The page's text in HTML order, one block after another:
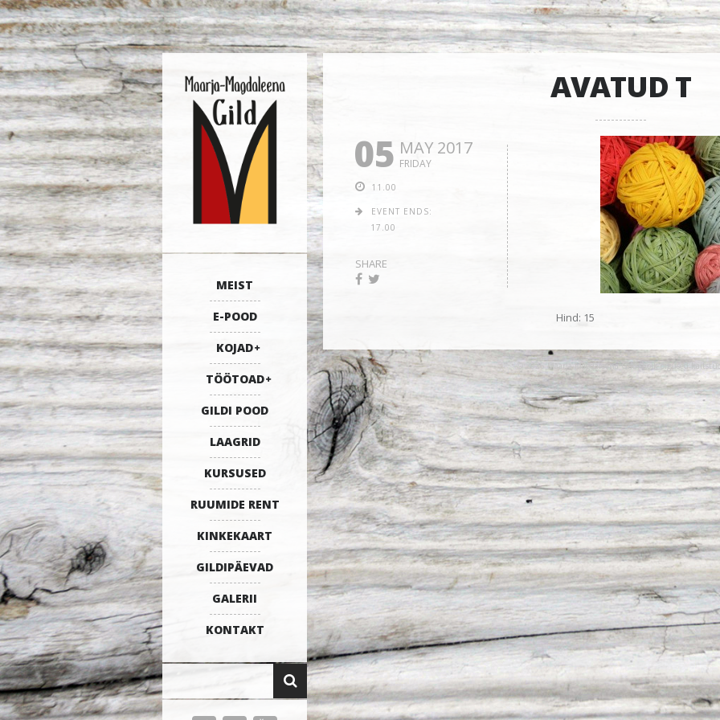
MEIST
E-POOD
KOJAD
TÖÖTOAD
GILDI POOD
LAAGRID
KURSUSED
RUUMIDE RENT
KINKEKAART
GILDIPÄEVAD
GALERII
KONTAKT
AVATUD T
05 MAY 2017
FRIDAY
11.00
EVENT ENDS:
17.00
SHARE
Hind: 15
© 2026 Maarja-Magdaleena Gild. Kõik õigused